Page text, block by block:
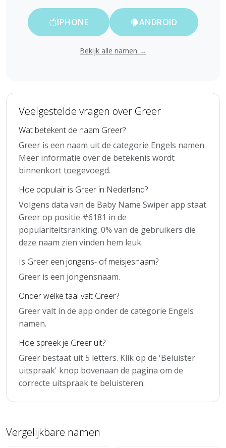
IPHONE ANDROID
Bekijk alle namen →
Veelgestelde vragen over Greer
Wat betekent de naam Greer?
Greer is een naam uit de categorie Engels namen.
Meer informatie over de betekenis wordt
binnenkort toegevoegd.
Hoe populair is Greer in Nederland?
Volgens data van de Baby Name Swiper app staat
Greer op positie #6181 in de
populariteitsranking. 0% van de gebruikers die
deze naam zien vinden hem leuk.
Is Greer een jongens- of meisjesnaam?
Greer is een jongensnaam.
Onder welke taal valt Greer?
Greer valt in de app onder de categorie Engels
namen.
Hoe spreek je Greer uit?
Greer bestaat uit 5 letters. Klik op de 'Beluister
uitspraak' knop bovenaan de pagina om de
correcte uitspraak te beluisteren.
Vergelijkbare namen